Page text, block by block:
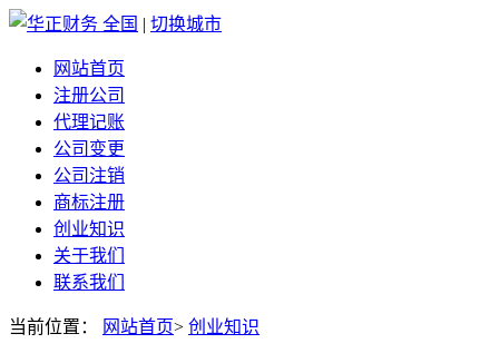
全国 | 切换城市
网站首页
注册公司
代理记账
公司变更
公司注销
商标注册
创业知识
关于我们
联系我们
当前位置： 网站首页> 创业知识